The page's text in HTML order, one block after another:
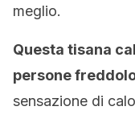
meglio.
Questa tisana
persone
sensazione di